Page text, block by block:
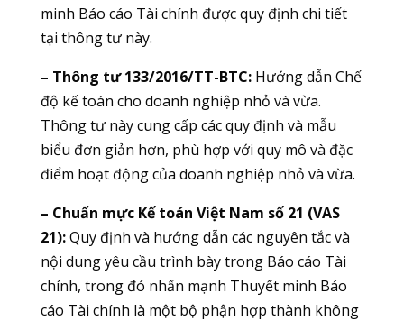
minh Báo cáo Tài chính được quy định chi tiết
tại thông tư này.
– Thông tư 133/2016/TT-BTC:Hướng dẫn Chế
độ kế toán cho doanh nghiệp nhỏ và vừa.
Thông tư này cung cấp các quy định và mẫu
biểu đơn giản hơn, phù hợp với quy mô và đặc
điểm hoạt động của doanh nghiệp nhỏ và vừa.
– Chuẩn mực Kế toán Việt Nam số 21 (VAS
21):Quy định và hướng dẫn các nguyên tắc và
nội dung yêu cầu trình bày trong Báo cáo Tài
chính, trong đó nhấn mạnh Thuyết minh Báo
cáo Tài chính là một bộ phận hợp thành không